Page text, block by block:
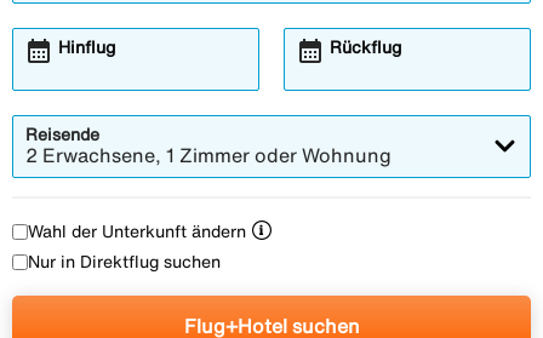
Hinflug
calendar_month Rückflug
calendar_month
Reisende
2 Erwachsene, 1 Zimmer oder Wohnung
Wahl der Unterkunft ändern
Nur in Direktflug suchen
Flug+Hotel suchen